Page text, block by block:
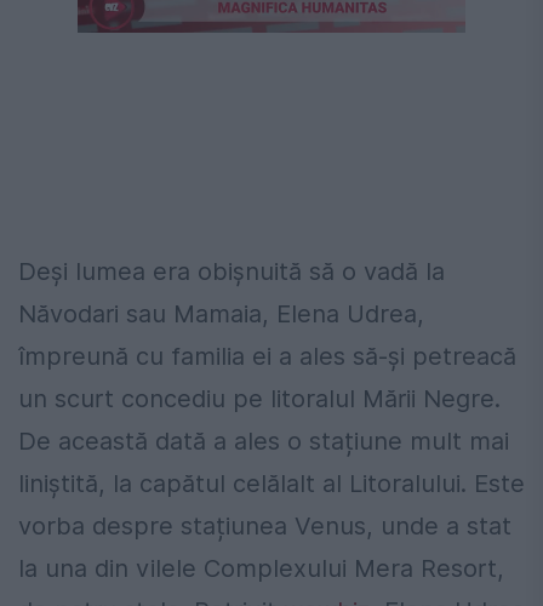
Deși lumea era obișnuită să o vadă la
Năvodari sau Mamaia, Elena Udrea,
împreună cu familia ei a ales să-și petreacă
un scurt concediu pe litoralul Mării Negre.
De această dată a ales o stațiune mult mai
liniștită, la capătul celălalt al Litoralului. Este
vorba despre stațiunea Venus, unde a stat
la una din vilele Complexului Mera Resort,